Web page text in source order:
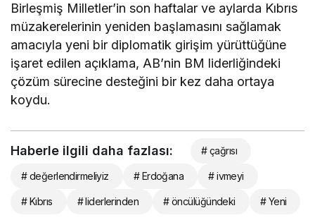
Birleşmiş Milletler’in son haftalar ve aylarda Kıbrıs
müzakerelerinin yeniden başlamasını sağlamak
amacıyla yeni bir diplomatik girişim yürüttüğüne
işaret edilen açıklama, AB’nin BM liderliğindeki
çözüm sürecine desteğini bir kez daha ortaya
koydu.
Haberle ilgili daha fazlası: # çağrısı
# değerlendirmeliyiz # Erdoğana # ivmeyi
# Kıbrıs # liderlerinden # öncülüğündeki # Yeni